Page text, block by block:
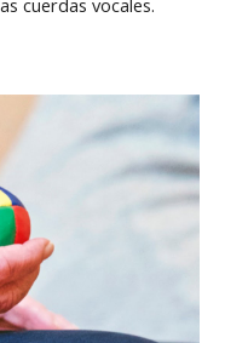
cuerdas vocales.